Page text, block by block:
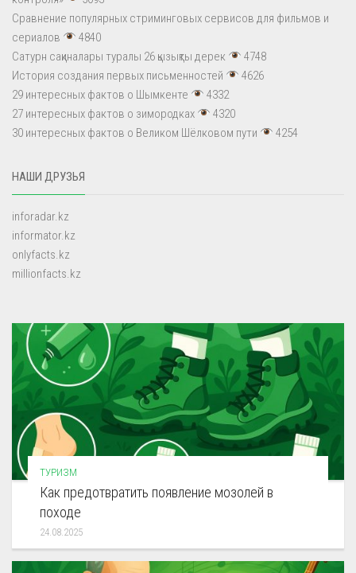
Сравнение популярных стриминговых сервисов для фильмов и
сериалов
4840
Сатурн сақиналары туралы 26 қызықты дерек
4748
История создания первых письменностей
4626
29 интересных фактов о Шымкенте
4332
27 интересных фактов о зимородках
4320
30 интересных фактов о Великом Шёлковом пути
4254
НАШИ ДРУЗЬЯ
inforadar.kz
informator.kz
onlyfacts.kz
millionfacts.kz
ТУРИЗМ
Как предотвратить появление мозолей в
походе
24.08.2025